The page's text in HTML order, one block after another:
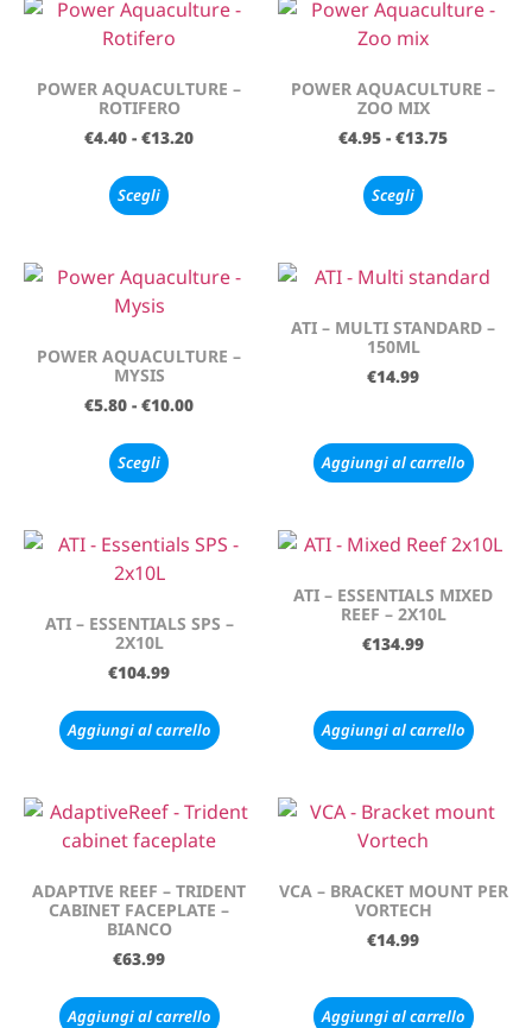
POWER AQUACULTURE –
ROTIFERO
€4.40 - €13.20
Scegli
POWER AQUACULTURE –
ZOO MIX
€4.95 - €13.75
Scegli
POWER AQUACULTURE –
MYSIS
€5.80 - €10.00
Scegli
ATI – MULTI STANDARD –
150ML
€14.99
Aggiungi al carrello
ATI – ESSENTIALS SPS –
2X10L
€104.99
Aggiungi al carrello
ATI – ESSENTIALS MIXED
REEF – 2X10L
€134.99
Aggiungi al carrello
ADAPTIVE REEF – TRIDENT
CABINET FACEPLATE –
BIANCO
€63.99
Aggiungi al carrello
VCA – BRACKET MOUNT PER
VORTECH
€14.99
Aggiungi al carrello